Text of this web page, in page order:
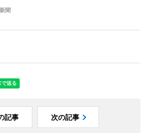
聞
記事 次の記事